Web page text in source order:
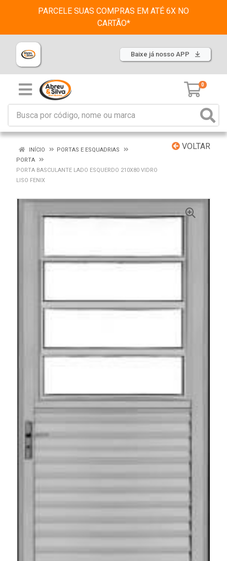
PARCELE SUAS COMPRAS EM ATÉ 6X NO
CARTÃO*
Baixe já nosso APP
0
VOLTAR
INÍCIO
PORTAS E ESQUADRIAS
PORTA
PORTA BASCULANTE LADO ESQUERDO 210X80 VIDRO
LISO FENIX